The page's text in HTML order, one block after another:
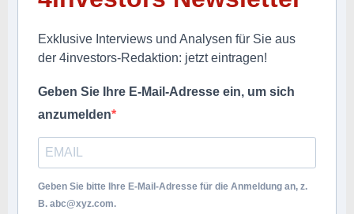
Exklusive Interviews und Analysen für Sie aus
der 4investors-Redaktion: jetzt eintragen!
Geben Sie Ihre E-Mail-Adresse ein, um sich
anzumelden
Geben Sie bitte Ihre E-Mail-Adresse für die Anmeldung an, z.
B. abc@xyz.com.